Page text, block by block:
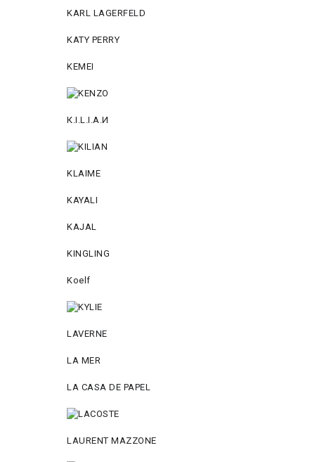
KARL LAGERFELD
KATY PERRY
KEMEI
К.I.L.I.А.И
KLAIME
KAYALI
KAJAL
KINGLING
Koelf
LAVERNE
LA MER
LA CASA DE PAPEL
LAURENT MAZZONE